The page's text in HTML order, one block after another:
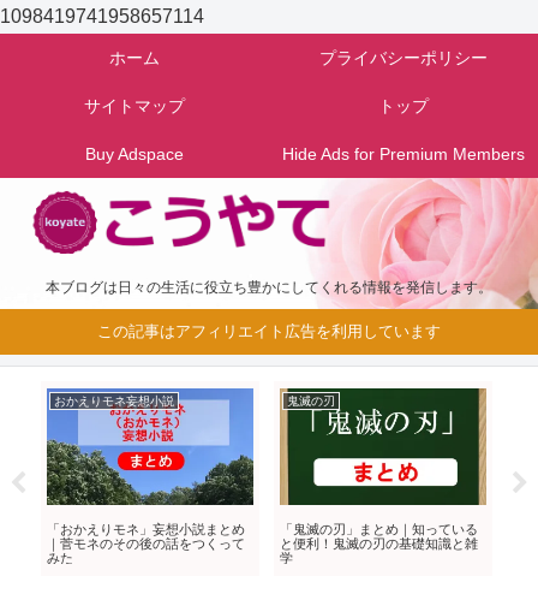
1098419741958657114
本ブログは日々の生活に役立ち豊かにしてくれる情報を発信します。
ホーム プライバシーポリシー
サイトマップ トップ
Buy Adspace Hide Ads for Premium Members
この記事はアフィリエイト広告を利用しています
おかえりモネ妄想小説
「おかえりモネ」妄想小説まとめ
｜菅モネのその後の話をつくって
みた
鬼滅の刃
「鬼滅の刃」まとめ｜知っている
と便利！鬼滅の刃の基礎知識と雑
学